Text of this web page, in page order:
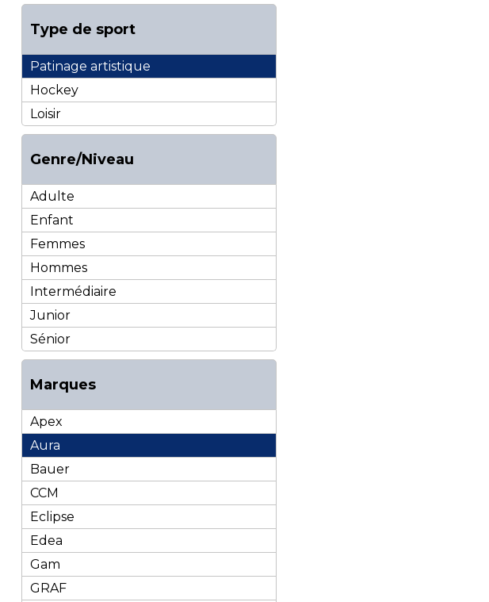
Type de sport
Patinage artistique
Hockey
Loisir
Genre/Niveau
Adulte
Enfant
Femmes
Hommes
Intermédiaire
Junior
Sénior
Marques
Apex
Aura
Bauer
CCM
Eclipse
Edea
Gam
GRAF